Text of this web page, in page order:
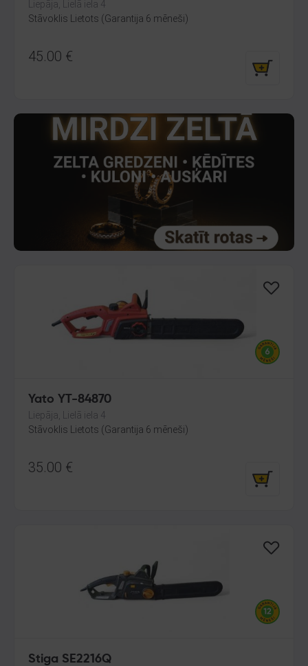
Liepāja, Lielā iela 4
Stāvoklis Lietots (Garantija 6 mēneši)
45.00 €
Yato YT-84870
Liepāja, Lielā iela 4
Stāvoklis Lietots (Garantija 6 mēneši)
35.00 €
Stiga SE2216Q